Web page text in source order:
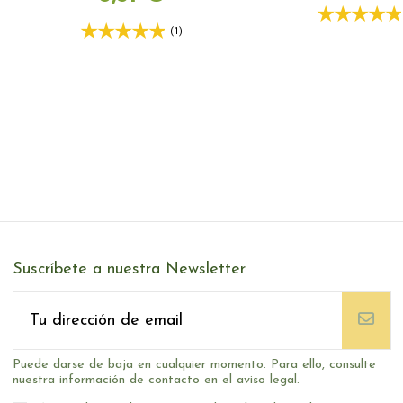
(1)
Suscríbete a nuestra Newsletter
Puede darse de baja en cualquier momento. Para ello, consulte
nuestra información de contacto en el aviso legal.